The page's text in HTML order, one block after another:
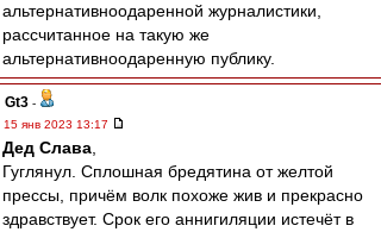
альтернативноодаренной журналистики,
рассчитанное на такую же
альтернативноодаренную публику.
Gt3 -
15 янв 2023 13:17
Дед Слава
Гуглянул. Сплошная бредятина от желтой
прессы, причём волк похоже жив и прекрасно
здравствует. Срок его аннигиляции истечёт в